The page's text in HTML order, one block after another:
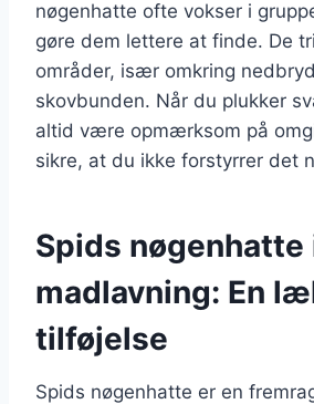
nøgenhatte ofte vokser i
gøre dem lettere at finde. De
områder, især omkring
skovbunden. Når du plukker
altid være opmærksom på
sikre, at du ikke forstyrrer det
Spids nøgenhatte
madlavning: En
tilføjelse
Spids nøgenhatte er en